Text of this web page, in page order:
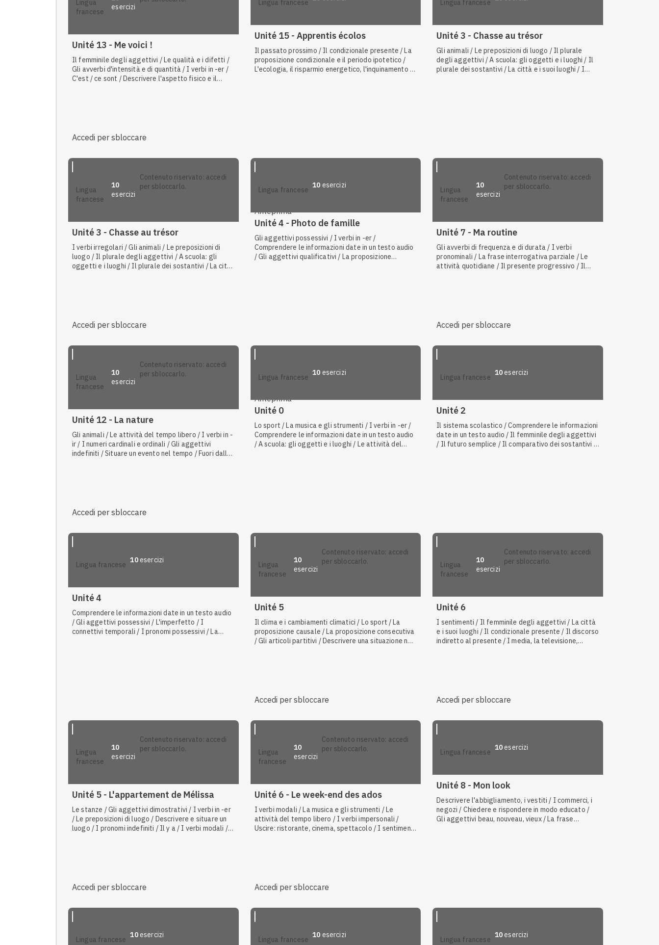
lingua
francese
esercizi
Unité 13 - Me voici !
Il femminile degli aggettivi / Le qualità e i difetti /
Gli avverbi d'intensità e di quantità / I verbi in -er /
C'est / ce sont / Descrivere l'aspetto fisico e il
Accedi per sbloccare
lingua francese
Unité 15 - Apprentis écolos
Il passato prossimo / Il condizionale presente / La
proposizione condizionale e il periodo ipotetico /
L'ecologia, il risparmio energetico, l'inquinamento /
Anteprima
lingua francese
Unité 3 - Chasse au trésor
Gli animali / Le preposizioni di luogo / Il plurale
degli aggettivi / A scuola: gli oggetti e i luoghi / Il
plurale dei sostantivi / La città e i suoi luoghi / I
lingua
francese
10
esercizi
contenuto riservato: accedi
per sbloccarlo.
Unité 3 - Chasse au trésor
I verbi irregolari / Gli animali / Le preposizioni di
luogo / Il plurale degli aggettivi / A scuola: gli
oggetti e i luoghi / Il plurale dei sostantivi / La città
Accedi per sbloccare
lingua francese
10 esercizi
Unité 4 - Photo de famille
Gli aggettivi possessivi / I verbi in -er /
Comprendere le informazioni date in un testo audio
/ Gli aggettivi qualificativi / La proposizione
Anteprima
lingua
francese
10
esercizi
contenuto riservato: accedi
per sbloccarlo.
Unité 7 - Ma routine
Gli avverbi di frequenza e di durata / I verbi
pronominali / La frase interrogativa parziale / Le
attività quotidiane / Il presente progressivo / Il
Accedi per sbloccare
lingua
francese
10
esercizi
contenuto riservato: accedi
per sbloccarlo.
Unité 12 - La nature
Gli animali / Le attività del tempo libero / I verbi in -
ir / I numeri cardinali e ordinali / Gli aggettivi
indefiniti / Situare un evento nel tempo / Fuori dalla
Accedi per sbloccare
lingua francese
10 esercizi
Unité 0
Lo sport / La musica e gli strumenti / I verbi in -er /
Comprendere le informazioni date in un testo audio
/ A scuola: gli oggetti e i luoghi / Le attività del
lingua francese
10 esercizi
Unité 2
Il sistema scolastico / Comprendere le informazioni
date in un testo audio / Il femminile degli aggettivi
/ Il futuro semplice / Il comparativo dei sostantivi /
lingua francese
10esercizi
Unité 4
Comprendere le informazioni date in un testo audio
/ Gli aggettivi possessivi / L'imperfetto / I
connettivi temporali / I pronomi possessivi / La
lingua
francese
10
esercizi
contenuto riservato: accedi
per sbloccarlo.
Unité 5
Il clima e i cambiamenti climatici / Lo sport / La
proposizione causale / La proposizione consecutiva
/ Gli articoli partitivi / Descrivere una situazione nel
Accedi per sbloccare
lingua
francese
10
esercizi
contenuto riservato: accedi
per sbloccarlo.
Unité 6
I sentimenti / Il femminile degli aggettivi / La città
e i suoi luoghi / Il condizionale presente / Il discorso
indiretto al presente / I media, la televisione,
Accedi per sbloccare
lingua
francese
10
esercizi
contenuto riservato: accedi
per sbloccarlo.
Unité 5 - L'appartement de Mélissa
Le stanze / Gli aggettivi dimostrativi / I verbi in -er
/ Le preposizioni di luogo / Descrivere e situare un
luogo / I pronomi indefiniti / Il y a / I verbi modali /
Accedi per sbloccare
lingua
francese
10
esercizi
contenuto riservato: accedi
per sbloccarlo.
Unité 6 - Le week-end des ados
I verbi modali / La musica e gli strumenti / Le
attività del tempo libero / I verbi impersonali /
Uscire: ristorante, cinema, spettacolo / I sentimenti
Accedi per sbloccare
lingua francese
10 esercizi
Unité 8 - Mon look
Descrivere l'abbigliamento, i vestiti / I commerci, i
negozi / Chiedere e rispondere in modo educato /
Gli aggettivi beau, nouveau, vieux / La frase
lingua francese
10esercizi
lingua francese
10 esercizi
lingua francese
10 esercizi